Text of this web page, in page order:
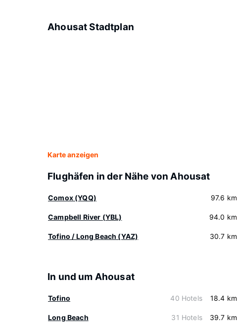
Ahousat Stadtplan
Karte anzeigen
Flughäfen in der Nähe von Ahousat
Comox (YQQ) 97.6 km
Campbell River (YBL) 94.0 km
Tofino / Long Beach (YAZ) 30.7 km
In und um Ahousat
Tofino 40 Hotels 18.4 km
Long Beach 31 Hotels 39.7 km